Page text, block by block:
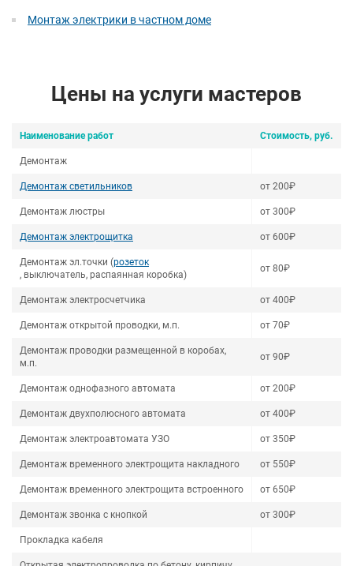
Монтаж электрики в частном доме
Цены на услуги мастеров
Наименование работ Стоимость, руб.
Демонтаж
Демонтаж светильников от 200₽
Демонтаж люстры от 300₽
Демонтаж электрощитка от 600₽
Демонтаж эл.точки (розеток
, выключатель, распаянная коробка)
от 80₽
Демонтаж электросчетчика от 400₽
Демонтаж открытой проводки, м.п. от 70₽
Демонтаж проводки размещенной в коробах,
м.п.
от 90₽
Демонтаж однофазного автомата от 200₽
Демонтаж двухполюсного автомата от 400₽
Демонтаж электроавтомата УЗО от 350₽
Демонтаж временного электрощита накладного от 550₽
Демонтаж временного электрощита встроенного от 650₽
Демонтаж звонка с кнопкой от 300₽
Прокладка кабеля